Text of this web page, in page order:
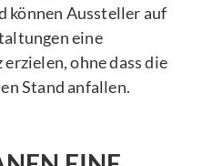
können Aussteller auf
eine
ohne dass die
Stand anfallen.